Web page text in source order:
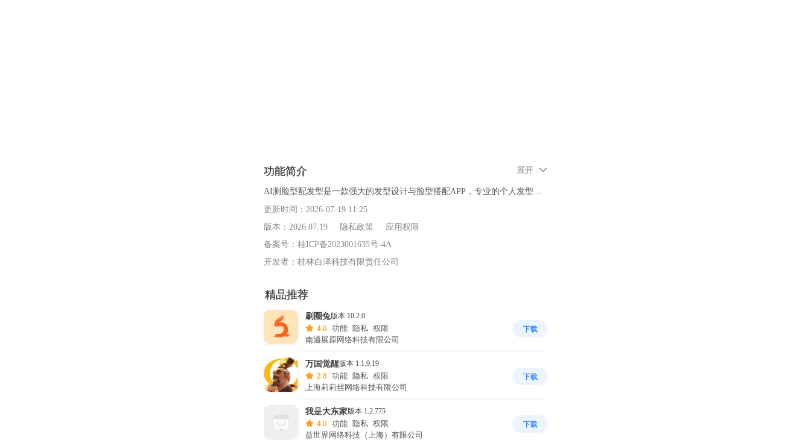
功能简介
AI测脸型配发型是一款强大的发型设计与脸型搭配APP，专业的个人发型设
计，发型试戴软件，能帮助用户迅速找到合适发型、心动发色的换发型软
件，为用户提供专属的发型设计。APP强大的测脸型功能，能分析出用户的
脸型并推荐适合的发型拥有海量的女士、男士发型可供挑选试戴！无论你是
想剪短发发型、留长发发型、烫发染发还是卷发，都可以通过我们的试发型
更新时间： 2026-07-19 11:25
版本： 2026.07.19 隐私政策
应用权限
备案号： 桂ICP备2023001635号-4A
开发者： 桂林白泽科技有限责任公司
展开
精品推荐
刷圈兔版本 10.2.0
4.0 功能 隐私 权限
南通展原网络科技有限公司
下载
万国觉醒版本 1.1.9.19
2.8 功能 隐私 权限
上海莉莉丝网络科技有限公司
下载
我是大东家版本 1.2.775
4.0 功能 隐私 权限
益世界网络科技（上海）有限公司
下载